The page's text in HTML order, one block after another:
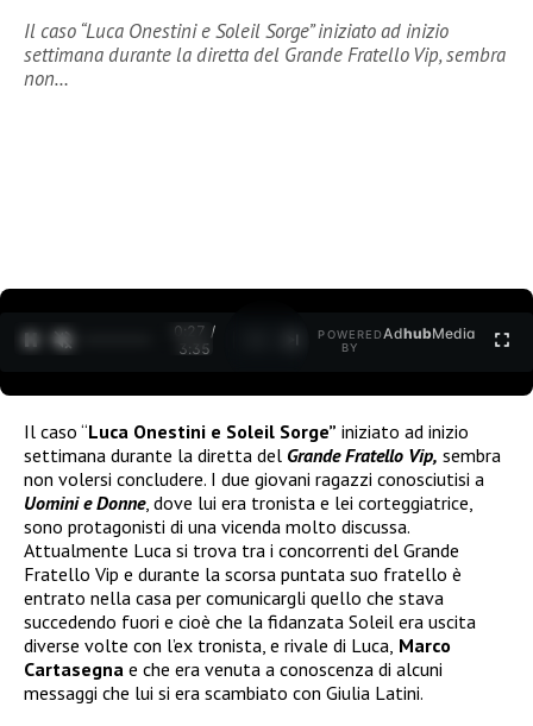
Il caso “Luca Onestini e Soleil Sorge” iniziato ad inizio
settimana durante la diretta del Grande Fratello Vip, sembra
non…
0:27 /
3:35
POWERED
BY
AdhubMedia
Il caso “Luca Onestini e Soleil Sorge” iniziato ad inizio
settimana durante la diretta del Grande Fratello Vip, sembra
non volersi concludere. I due giovani ragazzi conosciutisi a
Uomini e Donne, dove lui era tronista e lei corteggiatrice,
sono protagonisti di una vicenda molto discussa.
Attualmente Luca si trova tra i concorrenti del Grande
Fratello Vip e durante la scorsa puntata suo fratello è
entrato nella casa per comunicargli quello che stava
succedendo fuori e cioè che la fidanzata Soleil era uscita
diverse volte con l’ex tronista, e rivale di Luca, Marco
Cartasegna e che era venuta a conoscenza di alcuni
messaggi che lui si era scambiato con Giulia Latini.